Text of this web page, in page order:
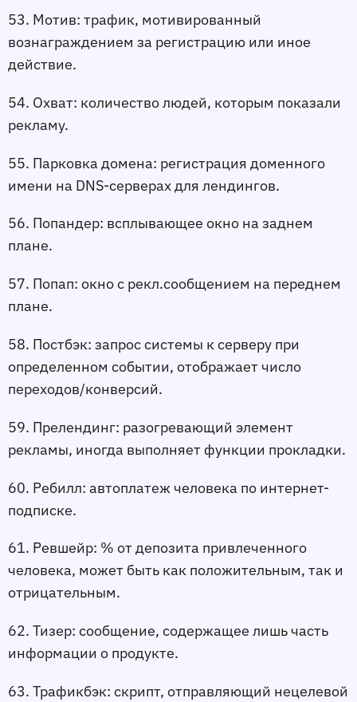
53. Мотив: трафик, мотивированный
вознаграждением за регистрацию или иное
действие.
54. Охват: количество людей, которым показали
рекламу.
55. Парковка домена: регистрация доменного
имени на DNS-серверах для лендингов.
56. Попандер: всплывающее окно на заднем
плане.
57. Попап: окно с рекл.сообщением на переднем
плане.
58. Постбэк: запрос системы к серверу при
определенном событии, отображает число
переходов/конверсий.
59. Прелендинг: разогревающий элемент
рекламы, иногда выполняет функции прокладки.
60. Ребилл: автоплатеж человека по интернет-
подписке.
61. Ревшейр: % от депозита привлеченного
человека, может быть как положительным, так и
отрицательным.
62. Тизер: сообщение, содержащее лишь часть
информации о продукте.
63. Трафикбэк: скрипт, отправляющий нецелевой